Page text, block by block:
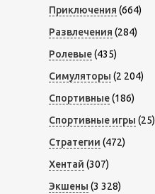
Приключения (664)
Развлечения (284)
Ролевые(435)
Симуляторы (2 204)
Спортивные(186)
Спортивные игры (25)
Стратегии (472)
Хентай (307)
Экшены (3 328)